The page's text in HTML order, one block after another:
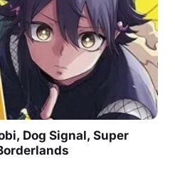
Dog Signal, Super